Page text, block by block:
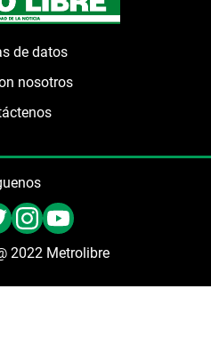
de datos
nosotros
2022 Metrolibre